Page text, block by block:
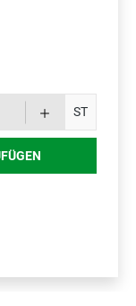
nicht verfügbar.)
ST